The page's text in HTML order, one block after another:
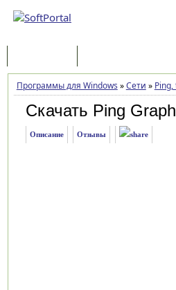
Программы для Windows »Сети »
Скачать Ping
Описание Отзывы